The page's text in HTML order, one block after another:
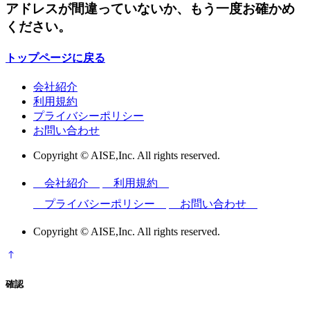
アドレスが間違っていないか、もう一度お確かめ
ください。
トップページに戻る
会社紹介
利用規約
プライバシーポリシー
お問い合わせ
Copyright © AISE,Inc. All rights reserved.
会社紹介
利用規約
プライバシーポリシー
お問い合わせ
Copyright © AISE,Inc. All rights reserved.
確認